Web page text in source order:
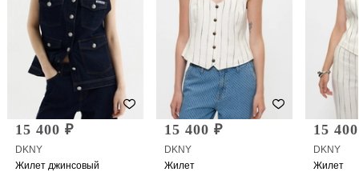
15 400 ₽
DKNY
Жилет джинсовый
15 400 ₽
DKNY
Жилет
15
DKNY
Жилет